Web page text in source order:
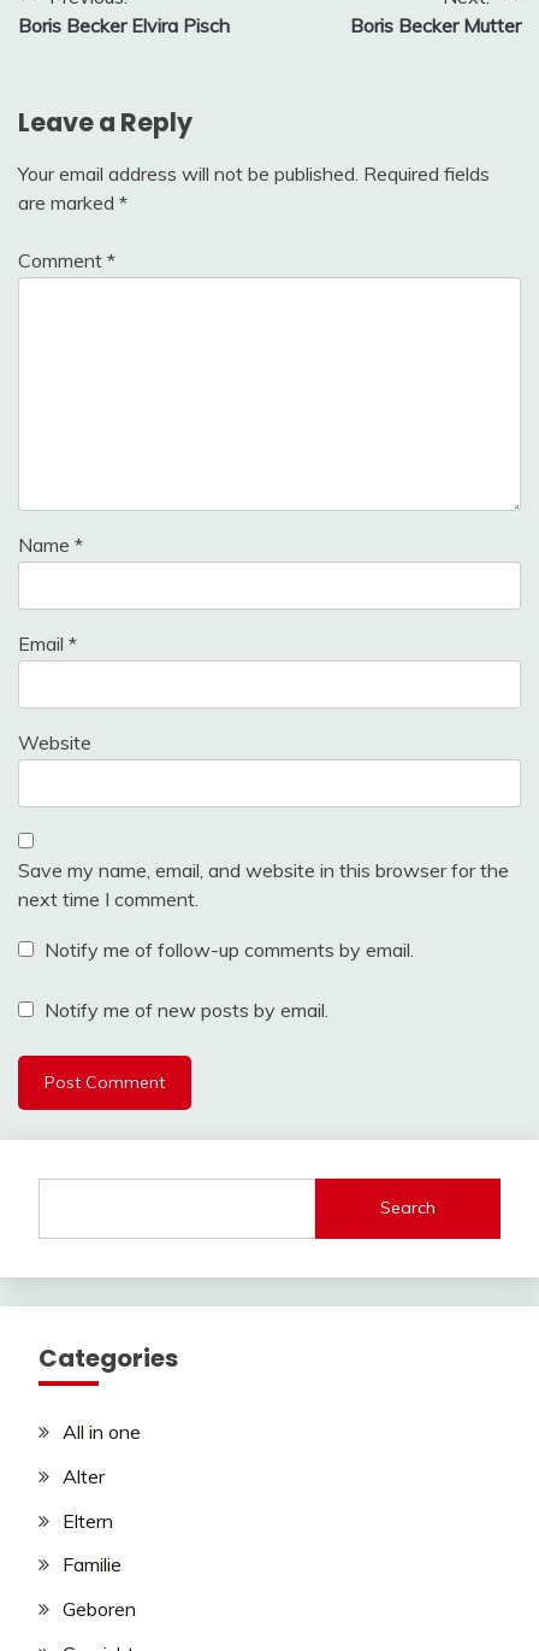
navigation
Boris Becker Elvira Pisch
Boris Becker Mutter
Leave a Reply
Your email address will not be published. Required fields
are marked *
Comment *
Name *
Email *
Website
Save my name, email, and website in this browser for the
next time I comment.
Notify me of follow-up comments by email.
Notify me of new posts by email.
Search
Categories
All in one
Alter
Eltern
Familie
Geboren